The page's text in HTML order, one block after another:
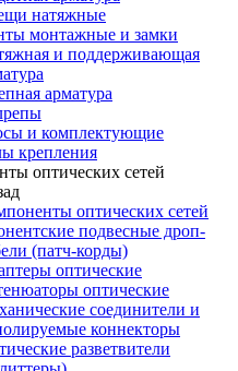
натяжные
монтажные и замки
и поддерживающая
арматура
и комплектующие
крепления
оптических сетей
оптических сетей
подвесные дроп-
(патч-корды)
оптические
оптические
соединители и
коннекторы
разветвители